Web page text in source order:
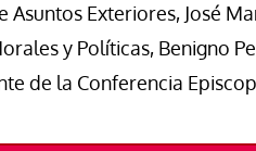
Asuntos Exteriores, José
y Políticas, Benigno
de la Conferencia